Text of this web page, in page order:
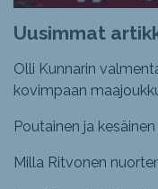
Uusimmat
Olli Kunnarin
kovimpaan
Poutainen ja
Milla Ritvonen